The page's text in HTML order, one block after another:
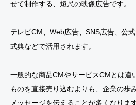
せて制作する、短尺の映像広告です。
テレビCM、Web広告、SNS広告、公
式典などで活用されます。
一般的な商品CMやサービスCMとは違
ものを直接売り込むよりも、企業の歩
メッセージを伝えることが多くなります